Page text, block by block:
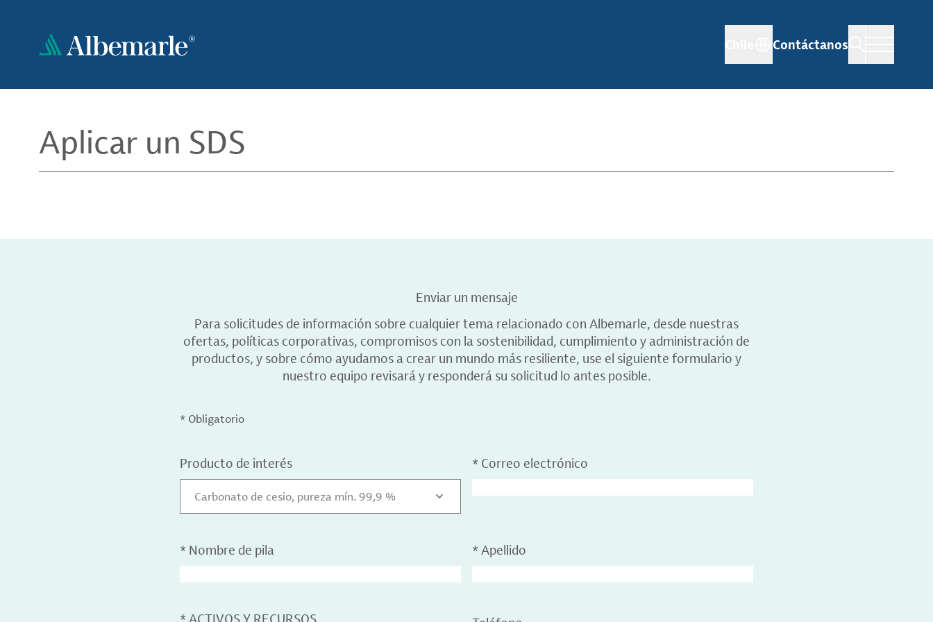
contenido
principal
Contáctanos
Aplicar un SDS
Enviar un mensaje
Para solicitudes de información sobre cualquier tema relacionado con Albemarle, desde nuestras
ofertas, políticas corporativas, compromisos con la sostenibilidad, cumplimiento y administración de
productos, y sobre cómo ayudamos a crear un mundo más resiliente, use el siguiente formulario y
nuestro equipo revisará y responderá su solicitud lo antes posible.
* Obligatorio
Producto de interés
Carbonato de cesio, pureza mín. 99,9 %
* Correo electrónico
* Nombre de pila * Apellido
*ACTIVOS Y RECURSOS